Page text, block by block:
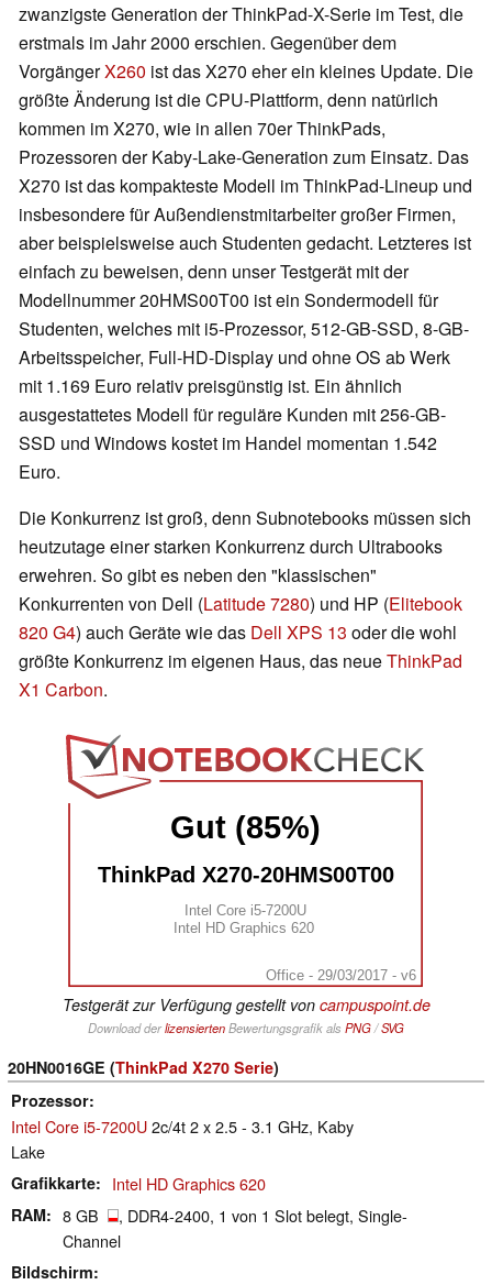
zwanzigste Generation der ThinkPad-X-Serie im Test, die
erstmals im Jahr 2000 erschien. Gegenüber dem
VorgängerX260 ist das X270 eher ein kleines Update. Die
größte Änderung ist die CPU-Plattform, denn natürlich
kommen im X270, wie in allen 70er ThinkPads,
Prozessoren der Kaby-Lake-Generation zum Einsatz. Das
X270 ist das kompakteste Modell im ThinkPad-Lineup und
insbesondere für Außendienstmitarbeiter großer Firmen,
aber beispielsweise auch Studenten gedacht. Letzteres ist
einfach zu beweisen, denn unser Testgerät mit der
Modellnummer 20HMS00T00 ist ein Sondermodell für
Studenten, welches mit i5-Prozessor, 512-GB-SSD, 8-GB-
Arbeitsspeicher, Full-HD-Display und ohne OS ab Werk
mit 1.169 Euro relativ preisgünstig ist. Ein ähnlich
ausgestattetes Modell für reguläre Kunden mit 256-GB-
SSD und Windows kostet im Handel momentan 1.542
Euro.
Die Konkurrenz ist groß, denn Subnotebooks müssen sich
heutzutage einer starken Konkurrenz durch Ultrabooks
erwehren. So gibt es neben den "klassischen"
Konkurrenten von Dell (Latitude 7280) und HP (Elitebook
820 G4) auch Geräte wie das Dell XPS 13 oder die wohl
größte Konkurrenz im eigenen Haus, das neueThinkPad
X1 Carbon.
Gut (85%)
ThinkPad X270-20HMS00T00
Intel Core i5-7200U
Intel HD Graphics 620
Office - 29/03/2017 - v6
Testgerät zur Verfügung gestellt von campuspoint.de
Download derlizensiertenBewertungsgrafik als PNG/SVG
20HN0016GE (ThinkPad X270 Serie)
Prozessor
Intel Core i5-7200U2c/4t 2 x 2.5 - 3.1 GHz, Kaby
Lake
Grafikkarte Intel HD Graphics 620
RAM 8 GB
, DDR4-2400, 1 von 1 Slot belegt, Single-
Channel
Bildschirm